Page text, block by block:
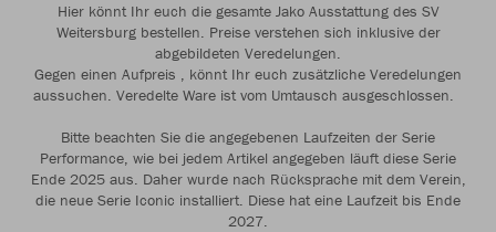
Hier könnt Ihr euch die gesamte Jako Ausstattung des SV
Weitersburg bestellen. Preise verstehen sich inklusive der
abgebildeten Veredelungen.
Gegen einen Aufpreis , könnt Ihr euch zusätzliche Veredelungen
aussuchen. Veredelte Ware ist vom Umtausch ausgeschlossen.
Bitte beachten Sie die angegebenen Laufzeiten der Serie
Performance, wie bei jedem Artikel angegeben läuft diese Serie
Ende 2025 aus. Daher wurde nach Rücksprache mit dem Verein,
die neue Serie Iconic installiert. Diese hat eine Laufzeit bis Ende
2027.